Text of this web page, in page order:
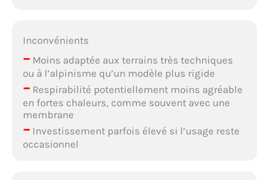
Inconvénients
–Moins adaptée aux terrains très techniques
ou à l’alpinisme qu’un modèle plus rigide
–Respirabilité potentiellement moins agréable
en fortes chaleurs, comme souvent avec une
membrane
–Investissement parfois élevé si l’usage reste
occasionnel